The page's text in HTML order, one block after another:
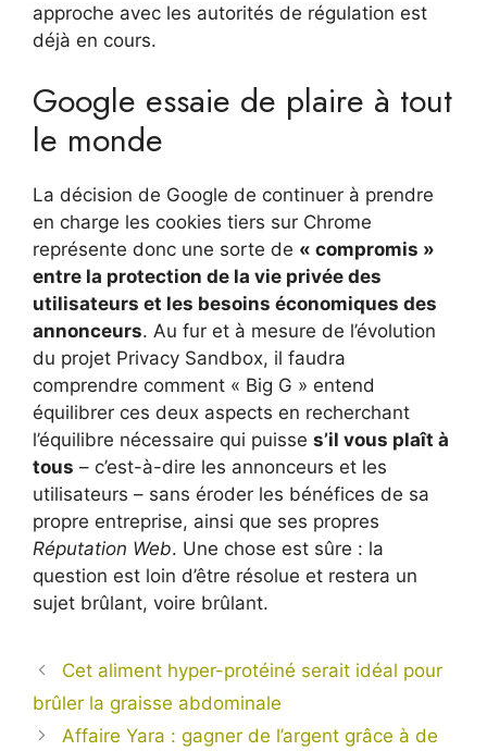
approche avec les autorités de régulation est
déjà en cours.
Google essaie de plaire à tout
le monde
La décision de Google de continuer à prendre
en charge les cookies tiers sur Chrome
représente donc une sorte de « compromis »
entre la protection de la vie privée des
utilisateurs et les besoins économiques des
annonceurs. Au fur et à mesure de l’évolution
du projet Privacy Sandbox, il faudra
comprendre comment « Big G » entend
équilibrer ces deux aspects en recherchant
l’équilibre nécessaire qui puisse s’il vous plaît à
tous – c’est-à-dire les annonceurs et les
utilisateurs – sans éroder les bénéfices de sa
propre entreprise, ainsi que ses propres
Réputation Web. Une chose est sûre : la
question est loin d’être résolue et restera un
sujet brûlant, voire brûlant.
Cet aliment hyper-protéiné serait idéal pour
brûler la graisse abdominale
Affaire Yara : gagner de l’argent grâce à de